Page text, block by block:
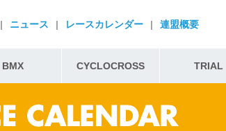
| ニュース | レースカレンダー | 連盟概要
BMX CYCLOCROSS TRIAL